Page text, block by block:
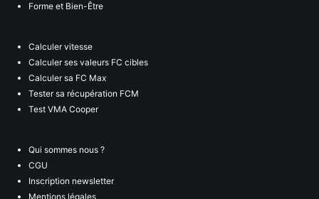
Forme et Bien-Être
Calculer vitesse
Calculer ses valeurs FC cibles
Calculer sa FC Max
Tester sa récupération FCM
Test VMA Cooper
Qui sommes nous ?
CGU
Inscription newsletter
Mentions légales